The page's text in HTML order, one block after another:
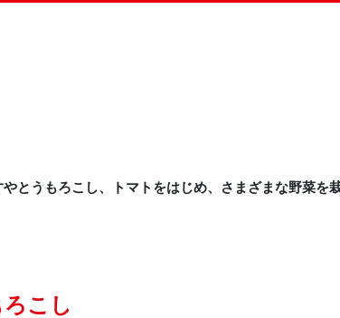
とうもろこし、トマトをはじめ、さまざまな野菜
こし